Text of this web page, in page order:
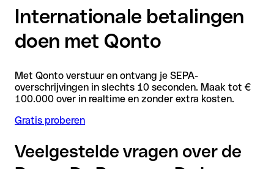
Internationale betalingen
doen met Qonto
Met Qonto verstuur en ontvang je SEPA-
overschrijvingen in slechts 10 seconden. Maak tot €
100.000 over in realtime en zonder extra kosten.
Gratis proberen
Veelgestelde vragen over de